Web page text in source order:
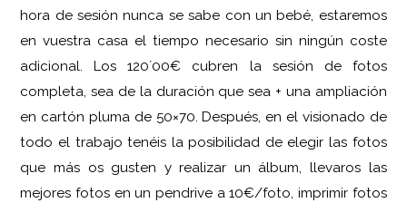
hora de sesión nunca se sabe con un bebé, estaremos
en vuestra casa el tiempo necesario sin ningún coste
adicional. Los 120´00€ cubren la sesión de fotos
completa, sea de la duración que sea + una ampliación
en cartón pluma de 50×70. Después, en el visionado de
todo el trabajo tenéis la posibilidad de elegir las fotos
que más os gusten y realizar un álbum, llevaros las
mejores fotos en un pendrive a 10€/foto, imprimir fotos